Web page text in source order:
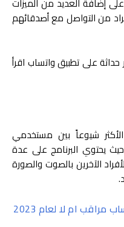
من التواصل مع أصدقائهم
على تطبيق واتساب اقرأ
شيوعاً بين مستخدمي
يحتوي البرنامج على عدة
الآخرين بالصوت والصورة
ام لا لعام 2023